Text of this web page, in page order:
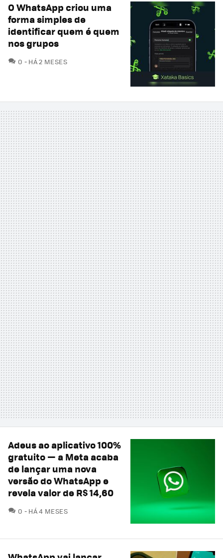
O WhatsApp criou uma
forma simples de
identificar quem é quem
nos grupos
0 COMENTÁRIOS
HÁ 2 MESES
Adeus ao aplicativo 100%
gratuito — a Meta acaba
de lançar uma nova
versão do WhatsApp e
revela valor de R$ 14,60
0 COMENTÁRIOS
HÁ 4 MESES